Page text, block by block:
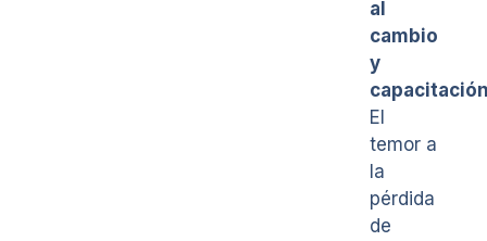
al
cambio
y
El
temor a
la
pérdida
de